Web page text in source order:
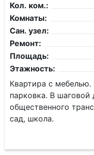
Кол. ком.:
Комнаты:
Сан. узел:
Ремонт:
Площадь:
Этажность:
Квартира с
парковка. В шаговой
общественного
сад, школа.